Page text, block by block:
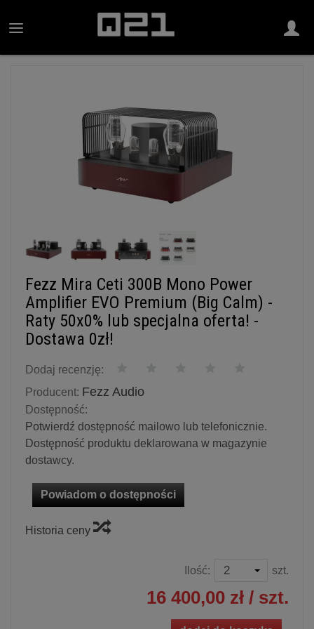
Fezz Mira Ceti 300B Mono Power
Amplifier EVO Premium (Big Calm) -
Raty 50x0% lub specjalna oferta! -
Dostawa 0zł!
Dodaj recenzję:
Producent: Fezz Audio
Dostępność:
Potwierdź dostępność mailowo lub telefonicznie.
Dostępność produktu deklarowana w magazynie
dostawcy.
Powiadom o dostępności
Historia ceny
Ilość: szt.
16 400,00 zł / szt.